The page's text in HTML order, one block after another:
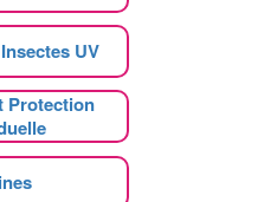
UV
Protection